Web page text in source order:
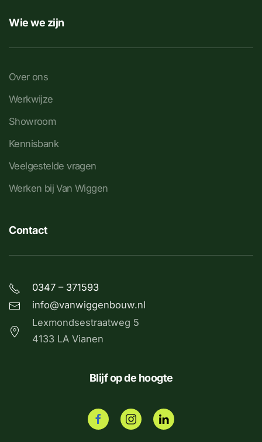
Wie we zijn
Over ons
Werkwijze
Showroom
Kennisbank
Veelgestelde vragen
Werken bij Van Wiggen
Contact
0347 – 371593
info@vanwiggenbouw.nl
Lexmondsestraatweg 5
4133 LA Vianen
Blijf op de hoogte